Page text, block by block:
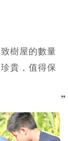
樹屋的數量
貴，值得保